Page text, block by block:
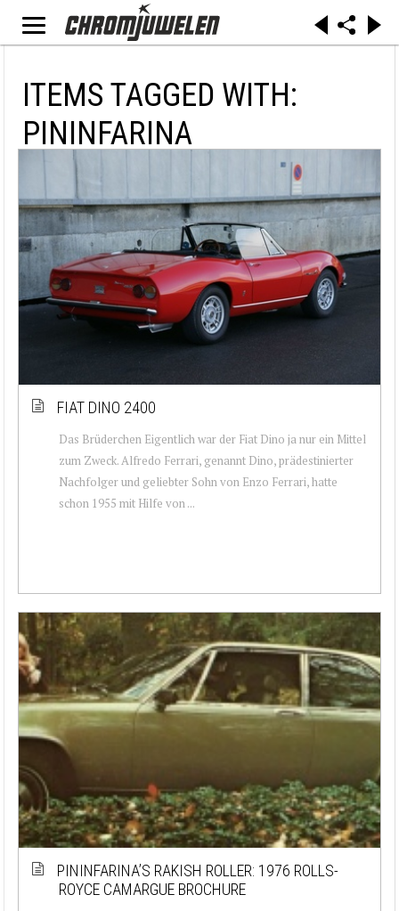
ITEMS TAGGED WITH:
PININFARINA
FIAT DINO 2400
Das Brüderchen Eigentlich war der Fiat Dino ja nur ein Mittel
zum Zweck. Alfredo Ferrari, genannt Dino, prädestinierter
Nachfolger und geliebter Sohn von Enzo Ferrari, hatte
schon 1955 mit Hilfe von ...
PININFARINA’S RAKISH ROLLER: 1976 ROLLS-
ROYCE CAMARGUE BROCHURE